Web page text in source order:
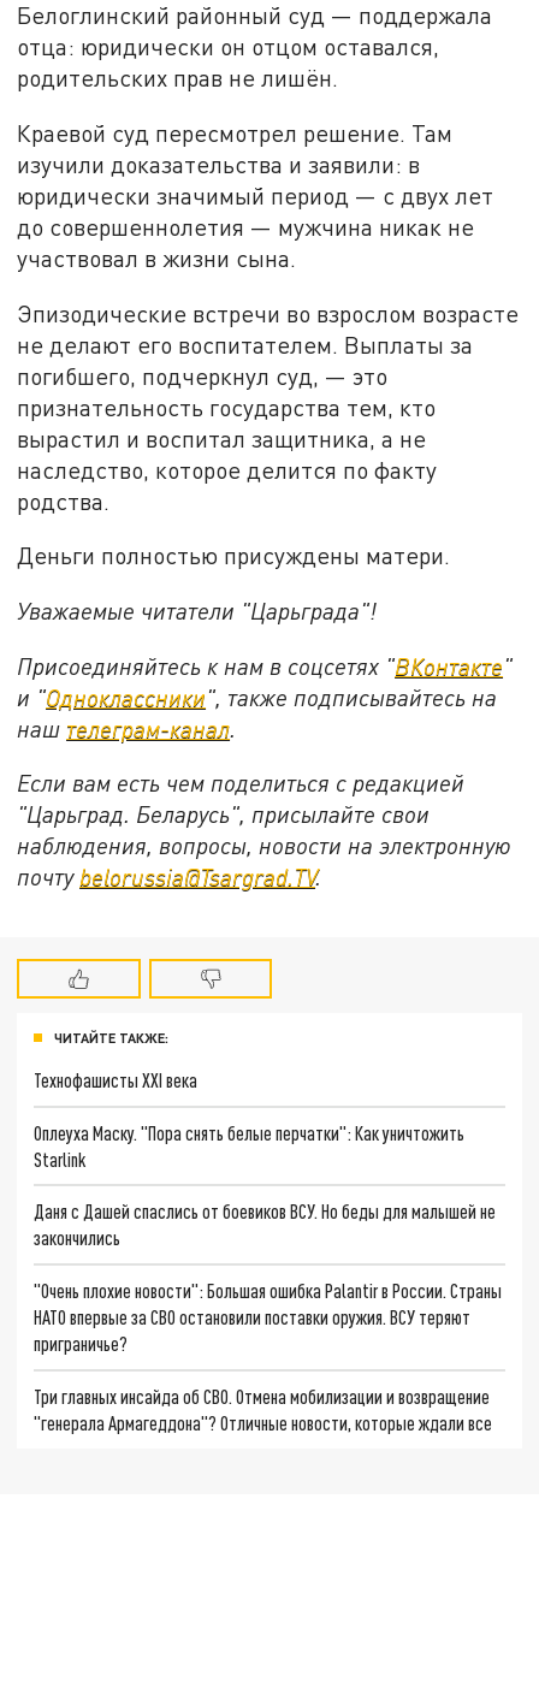
Белоглинский районный суд — поддержала
отца: юридически он отцом оставался,
родительских прав не лишён.
Краевой суд пересмотрел решение. Там
изучили доказательства и заявили: в
юридически значимый период — с двух лет
до совершеннолетия — мужчина никак не
участвовал в жизни сына.
Эпизодические встречи во взрослом возрасте
не делают его воспитателем. Выплаты за
погибшего, подчеркнул суд, — это
признательность государства тем, кто
вырастил и воспитал защитника, а не
наследство, которое делится по факту
родства.
Деньги полностью присуждены матери.
Уважаемые читатели "Царьграда"!
Присоединяйтесь к нам в соцсетях "ВКонтакте"
и "Одноклассники", также подписывайтесь на
наш телеграм-канал
Если вам есть чем поделиться с редакцией
"Царьград. Беларусь", присылайте свои
наблюдения, вопросы, новости на электронную
почту belorussia@Tsargrad.TV.
ЧИТАЙТЕ ТАКЖЕ:
Технофашисты XXI века
Оплеуха Маску. "Пора снять белые перчатки": Как уничтожить
Starlink
Даня с Дашей спаслись от боевиков ВСУ. Но беды для малышей не
закончились
"Очень плохие новости": Большая ошибка Palantir в России. Страны
НАТО впервые за СВО остановили поставки оружия. ВСУ теряют
приграничье?
Три главных инсайда об СВО. Отмена мобилизации и возвращение
"генерала Армагеддона"? Отличные новости, которые ждали все